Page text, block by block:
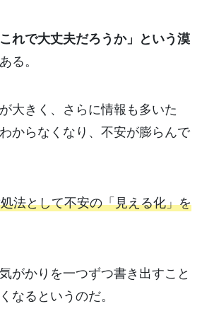
これで大丈夫だろうか」という漠
る。
大きく、さらに情報も多いた
からなくなり、不安が膨らんで
法として不安の「見える化」を
がかりを一つずつ書き出すこと
なるというのだ。